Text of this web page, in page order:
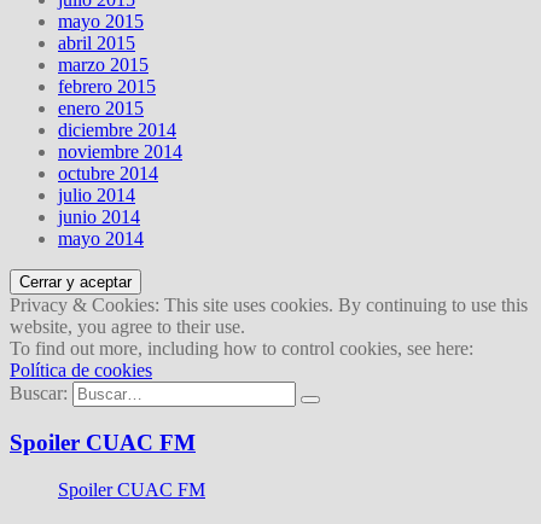
mayo 2015
abril 2015
marzo 2015
febrero 2015
enero 2015
diciembre 2014
noviembre 2014
octubre 2014
julio 2014
junio 2014
mayo 2014
Privacy & Cookies: This site uses cookies. By continuing to use this
website, you agree to their use.
To find out more, including how to control cookies, see here:
Política de cookies
Buscar:
Spoiler CUAC FM
Spoiler CUAC FM